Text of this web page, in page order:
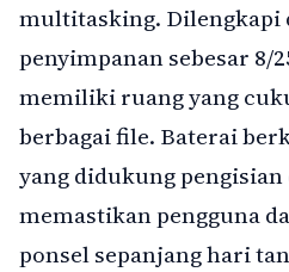
multitasking. Dilengkapi
penyimpanan sebesar 8/
memiliki ruang yang
berbagai file. Baterai
yang didukung pengisian
memastikan pengguna
ponsel sepanjang hari